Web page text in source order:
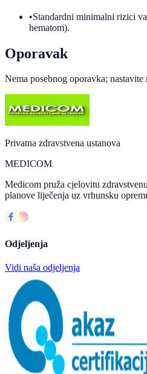
•Standardni minimalni rizici
hematom).
Oporavak
Nema posebnog oporavka;
Privatna zdravstvena ustanova
MEDICOM
Medicom pruža cjelovitu
planove liječenja uz vrhunsku
Odjeljenja
Vidi naša odjeljenja